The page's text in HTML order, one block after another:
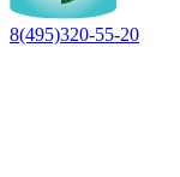
8(495)320-55-20